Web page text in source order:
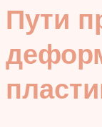
Пути